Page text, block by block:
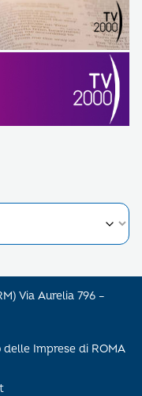
Via Aurelia 796 –
delle Imprese di ROMA